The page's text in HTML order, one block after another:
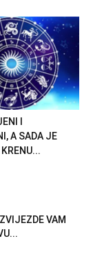
I
A SADA JE
VAM